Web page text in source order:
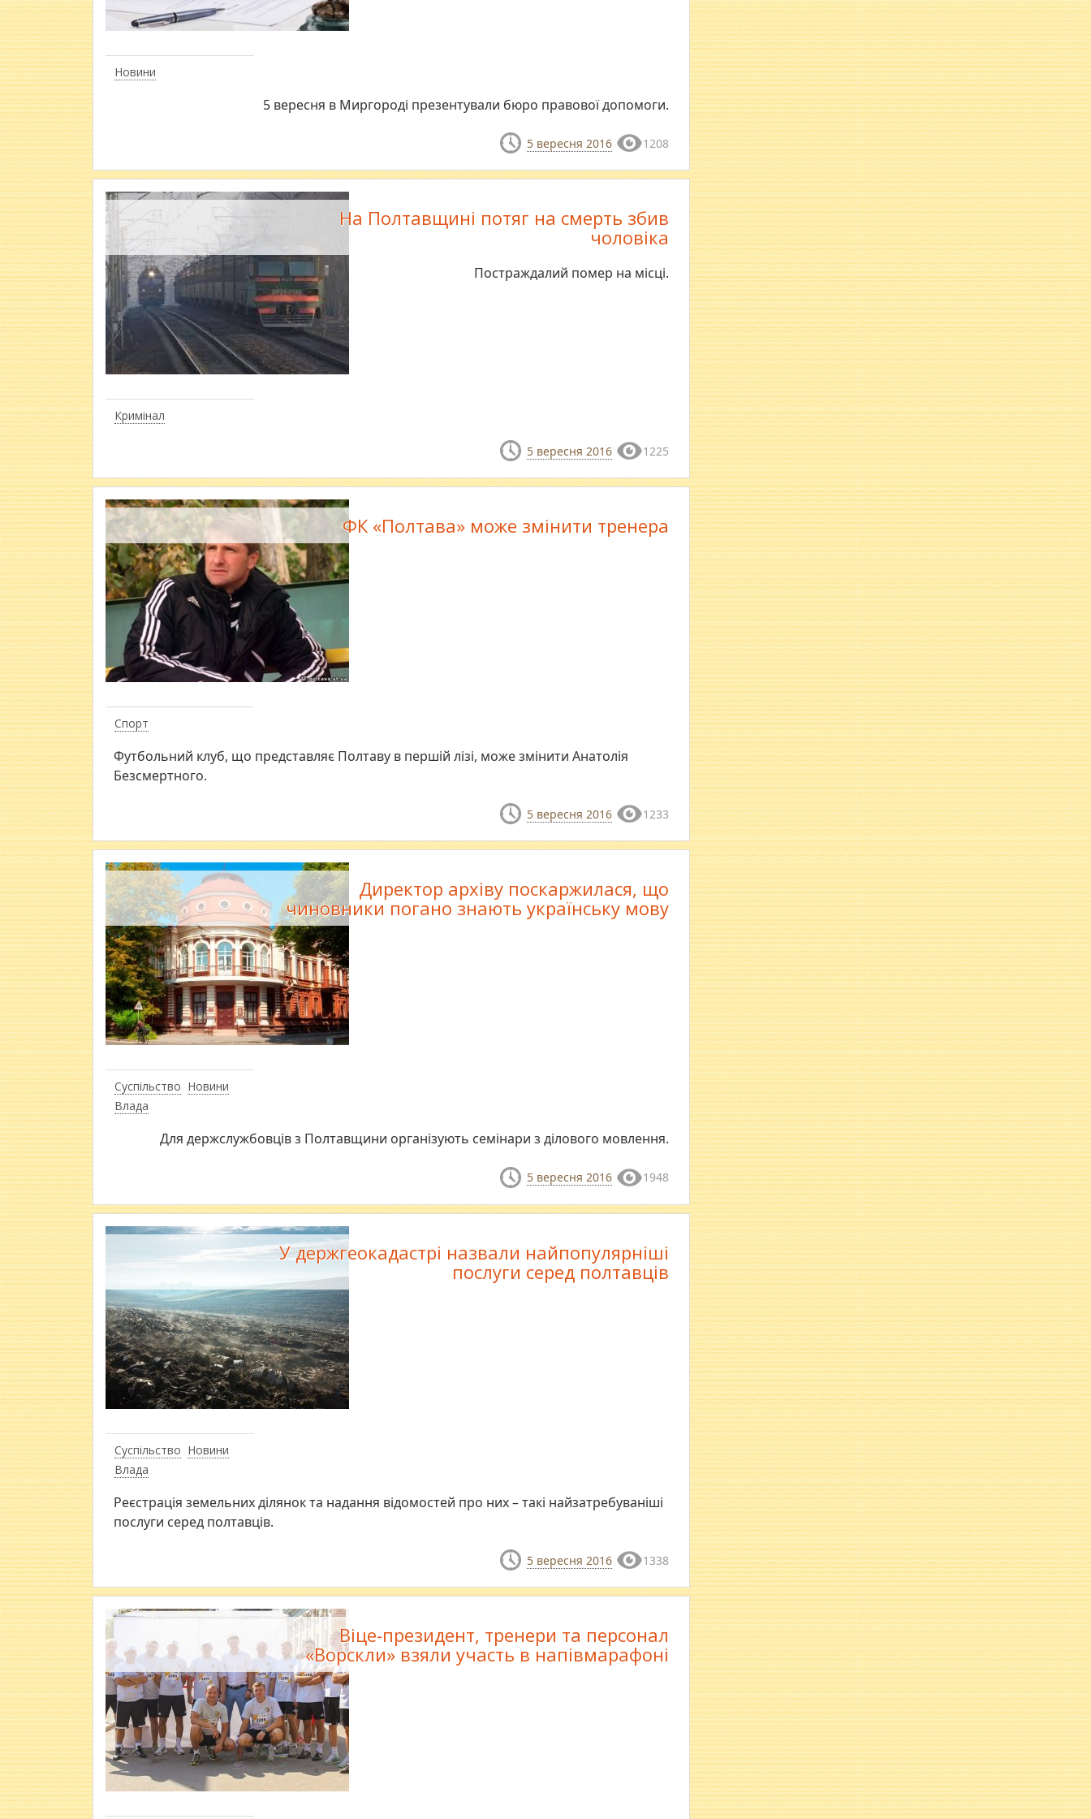
Новини
5 вересня в Миргороді презентували бюро правової допомоги.
5 вересня 2016 1208
Кримінал
На Полтавщині потяг на смерть збив
чоловіка
Постраждалий помер на місці.
5 вересня 2016 1225
Спорт
​ФК «Полтава» може змінити тренера
Футбольний клуб, що представляє Полтаву в першій лізі, може змінити Анатолія
Безсмертного.
5 вересня 2016 1233
Суспільство Новини
Влада
Директор архіву поскаржилася, що
чиновники погано знають українську мову
Для держслужбовців з Полтавщини організують семінари з ділового мовлення.
5 вересня 2016 1948
Суспільство Новини
Влада
У держгеокадастрі назвали найпопулярніші
послуги серед полтавців
Реєстрація земельних ділянок та надання відомостей про них – такі найзатребуваніші
послуги серед полтавців.
5 вересня 2016 1338
Віце-президент, тренери та персонал
«Ворскли» взяли участь в напівмарафоні